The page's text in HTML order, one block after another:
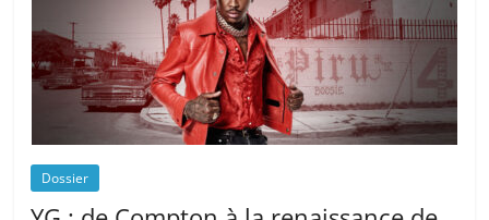
Dossier